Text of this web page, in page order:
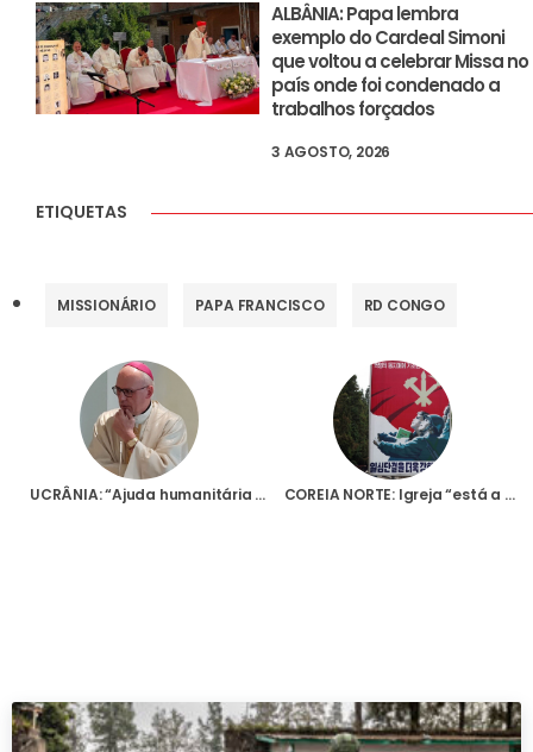
ALBÂNIA: Papa lembra
exemplo do Cardeal Simoni
que voltou a celebrar Missa no
país onde foi condenado a
trabalhos forçados
3 AGOSTO, 2026
ETIQUETAS
MISSIONÁRIO PAPA FRANCISCO RD CONGO
UCRÂNIA: “Ajuda humanitária está a diminuir”, diz D. Zmitrowicz, alertando ainda para as consequências psicológicas da guerra COREIA NORTE: Igreja “está a crescer, escondida”, apesar da perseguição do regime, diz Arcebispo Emérito de Gwangiu